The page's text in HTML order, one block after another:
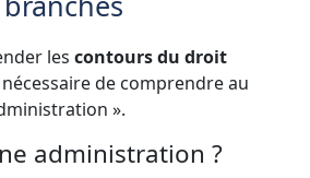
les contours du droit
de comprendre au
».
administration ?